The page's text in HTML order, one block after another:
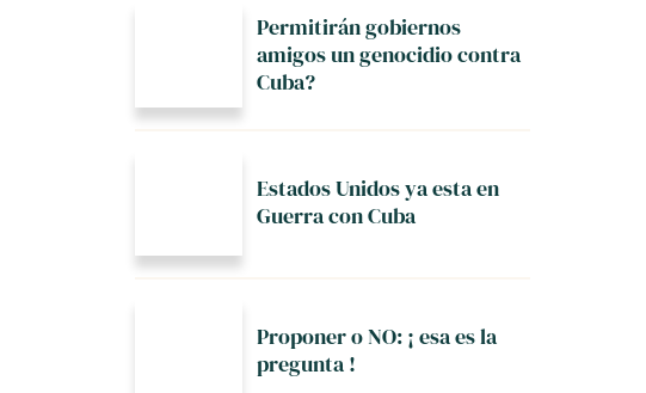
Permitirán gobiernos
amigos un genocidio contra
Cuba?
Estados Unidos ya esta en
Guerra con Cuba
Proponer o NO: ¡ esa es la
pregunta !